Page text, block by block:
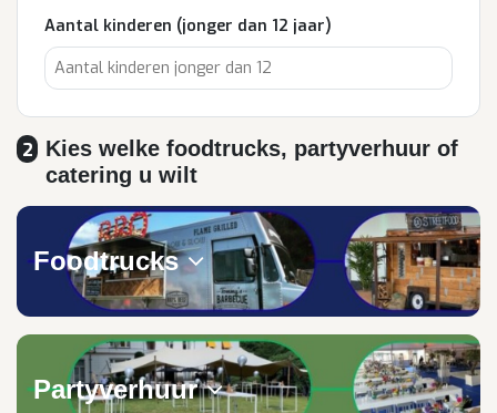
Aantal kinderen (jonger dan 12 jaar)
2
Kies welke foodtrucks, partyverhuur of
catering u wilt
Foodtrucks
Partyverhuur